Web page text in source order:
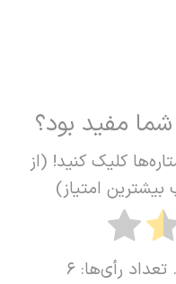
مفید بود؟
کلیک کنید! (از
امتیاز)
6